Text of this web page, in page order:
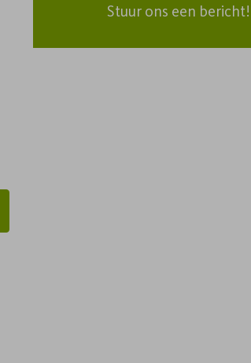
Stuur ons een bericht!